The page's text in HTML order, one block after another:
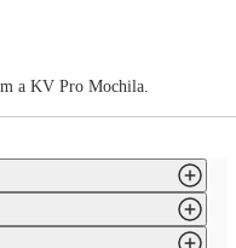
a KV Pro Mochila.